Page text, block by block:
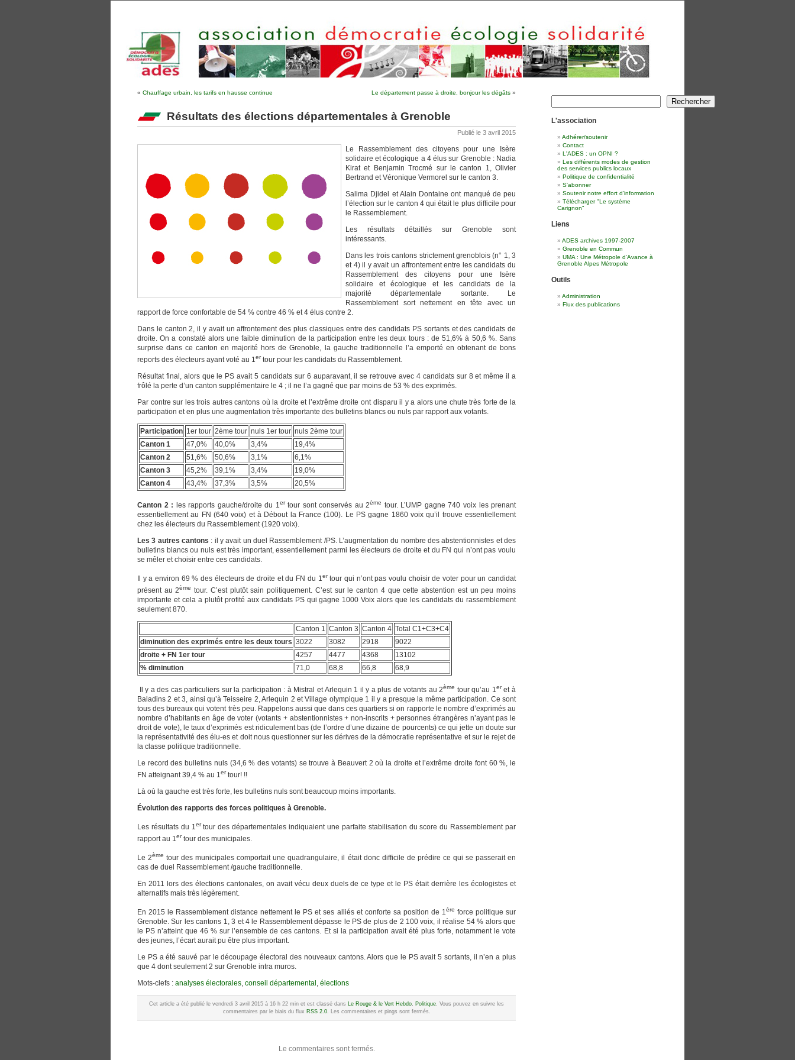
« Chauffage urbain, les tarifs en hausse continue Le département passe à droite, bonjour les dégâts »
Résultats des élections départementales à Grenoble
Publié le 3 avril 2015
Le Rassemblement des citoyens pour une Isère
solidaire et écologique a 4 élus sur Grenoble : Nadia
Kirat et Benjamin Trocmé sur le canton 1, Olivier
Bertrand et Véronique Vermorel sur le canton 3.
Salima Djidel et Alain Dontaine ont manqué de peu
l’élection sur le canton 4 qui était le plus difficile pour
le Rassemblement.
Les résultats détaillés sur Grenoble sont
intéressants.
Dans les trois cantons strictement grenoblois (n° 1, 3
et 4) il y avait un affrontement entre les candidats du
Rassemblement des citoyens pour une Isère
solidaire et écologique et les candidats de la
majorité départementale sortante. Le
Rassemblement sort nettement en tête avec un
rapport de force confortable de 54 % contre 46 % et 4 élus contre 2.
Dans le canton 2, il y avait un affrontement des plus classiques entre des candidats PS sortants et des candidats de
droite. On a constaté alors une faible diminution de la participation entre les deux tours : de 51,6% à 50,6 %. Sans
surprise dans ce canton en majorité hors de Grenoble, la gauche traditionnelle l’a emporté en obtenant de bons
reports des électeurs ayant voté au 1er tour pour les candidats du Rassemblement.
Résultat final, alors que le PS avait 5 candidats sur 6 auparavant, il se retrouve avec 4 candidats sur 8 et même il a
frôlé la perte d’un canton supplémentaire le 4 ; il ne l’a gagné que par moins de 53 % des exprimés.
Par contre sur les trois autres cantons où la droite et l’extrême droite ont disparu il y a alors une chute très forte de la
participation et en plus une augmentation très importante des bulletins blancs ou nuls par rapport aux votants.
Participation 1er tour 2ème tour nuls 1er tour nuls 2ème tour
Canton 1
47,0% 40,0% 3,4%
19,4%
Canton 2
51,6% 50,6% 3,1%
6,1%
Canton 3
45,2% 39,1% 3,4%
19,0%
Canton 4
43,4% 37,3% 3,5% 20,5%
Canton 2 : les rapports gauche/droite du 1er tour sont conservés au 2ème tour. L’UMP gagne 740 voix les prenant
essentiellement au FN (640 voix) et à Débout la France (100). Le PS gagne 1860 voix qu’il trouve essentiellement
chez les électeurs du Rassemblement (1920 voix).
Les 3 autres cantons : il y avait un duel Rassemblement /PS. L’augmentation du nombre des abstentionnistes et des
bulletins blancs ou nuls est très important, essentiellement parmi les électeurs de droite et du FN qui n’ont pas voulu
se mêler et choisir entre ces candidats.
Il y a environ 69 % des électeurs de droite et du FN du 1er tour qui n’ont pas voulu choisir de voter pour un candidat
présent au 2ème tour. C’est plutôt sain politiquement. C’est sur le canton 4 que cette abstention est un peu moins
importante et cela a plutôt profité aux candidats PS qui gagne 1000 Voix alors que les candidats du rassemblement
seulement 870.
Canton 1 Canton 3 Canton 4 Total C1+C3+C4
diminution des exprimés entre les deux tours 3022 3082 2918
9022
droite + FN 1er tour
4257 4477 4368
13102
% diminution
71,0 68,8 66,8 68,9
Il y a des cas particuliers sur la participation : à Mistral et Arlequin 1 il y a plus de votants au 2ème tour qu’au 1er et à
Baladins 2 et 3, ainsi qu’à Teisseire 2, Arlequin 2 et Village olympique 1 il y a presque la même participation. Ce sont
tous des bureaux qui votent très peu. Rappelons aussi que dans ces quartiers si on rapporte le nombre d’exprimés au
nombre d’habitants en âge de voter (votants + abstentionnistes + non-inscrits + personnes étrangères n’ayant pas le
droit de vote), le taux d’exprimés est ridiculement bas (de l’ordre d’une dizaine de pourcents) ce qui jette un doute sur
la représentativité des élu-es et doit nous questionner sur les dérives de la démocratie représentative et sur le rejet de
la classe politique traditionnelle.
Le record des bulletins nuls (34,6 % des votants) se trouve à Beauvert 2 où la droite et l’extrême droite font 60 %, le
FN atteignant 39,4 % au 1er tour! !!
Là où la gauche est très forte, les bulletins nuls sont beaucoup moins importants.
Évolution des rapports des forces politiques à Grenoble.
Les résultats du 1er tour des départementales indiquaient une parfaite stabilisation du score du Rassemblement par
rapport au 1er tour des municipales.
Le 2ème tour des municipales comportait une quadrangulaire, il était donc difficile de prédire ce qui se passerait en
cas de duel Rassemblement /gauche traditionnelle.
En 2011 lors des élections cantonales, on avait vécu deux duels de ce type et le PS était derrière les écologistes et
alternatifs mais très légèrement.
En 2015 le Rassemblement distance nettement le PS et ses alliés et conforte sa position de 1ère force politique sur
Grenoble. Sur les cantons 1, 3 et 4 le Rassemblement dépasse le PS de plus de 2 100 voix, il réalise 54 % alors que
le PS n’atteint que 46 % sur l’ensemble de ces cantons. Et si la participation avait été plus forte, notamment le vote
des jeunes, l’écart aurait pu être plus important.
Le PS a été sauvé par le découpage électoral des nouveaux cantons. Alors que le PS avait 5 sortants, il n’en a plus
que 4 dont seulement 2 sur Grenoble intra muros.
Mots-clefs : analyses électorales, conseil départemental , élections
Cet article a été publié le vendredi 3 avril 2015 à 16 h 22 min et est classé dans Le Rouge & le Vert Hebdo, Politique. Vous pouvez en suivre les
commentaires par le biais du flux RSS 2.0. Les commentaires et pings sont fermés.
Le commentaires sont fermés.
Rechercher Rechercher
L'association
Adhérer/soutenir
Contact
L'ADES : un OPNI ?
Les différents modes de gestion
des services publics locaux
Politique de confidentialité
S'abonner
Soutenir notre effort d'information
Télécharger "Le système
Carignon"
Liens
ADES archives 1997-2007
Grenoble en Commun
UMA : Une Métropole d'Avance à
Grenoble Alpes Métropole
Outils
Administration
Flux des publications